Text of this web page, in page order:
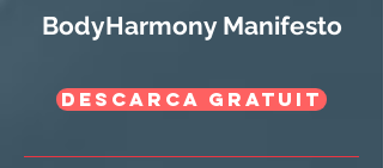
BodyHarmony Manifesto
Descarca Gratuit